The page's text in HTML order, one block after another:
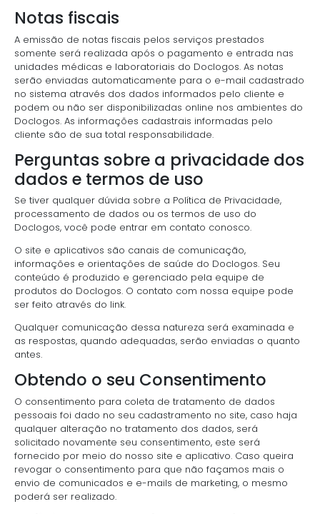
Notas fiscais
A emissão de notas fiscais pelos serviços prestados
somente será realizada após o pagamento e entrada nas
unidades médicas e laboratoriais do Doclogos. As notas
serão enviadas automaticamente para o e-mail cadastrado
no sistema através dos dados informados pelo cliente e
podem ou não ser disponibilizadas online nos ambientes do
Doclogos. As informações cadastrais informadas pelo
cliente são de sua total responsabilidade.
Perguntas sobre a privacidade dos
dados e termos de uso
Se tiver qualquer dúvida sobre a Política de Privacidade,
processamento de dados ou os termos de uso do
Doclogos, você pode entrar em contato conosco.
O site e aplicativos são canais de comunicação,
informações e orientações de saúde do Doclogos. Seu
conteúdo é produzido e gerenciado pela equipe de
produtos do Doclogos. O contato com nossa equipe pode
ser feito através do link.
Qualquer comunicação dessa natureza será examinada e
as respostas, quando adequadas, serão enviadas o quanto
antes.
Obtendo o seu Consentimento
O consentimento para coleta de tratamento de dados
pessoais foi dado no seu cadastramento no site, caso haja
qualquer alteração no tratamento dos dados, será
solicitado novamente seu consentimento, este será
fornecido por meio do nosso site e aplicativo. Caso queira
revogar o consentimento para que não façamos mais o
envio de comunicados e e-mails de marketing, o mesmo
poderá ser realizado.